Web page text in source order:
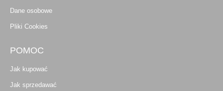
Dane osobowe
Pliki Cookies
POMOC
Jak kupować
Jak sprzedawać